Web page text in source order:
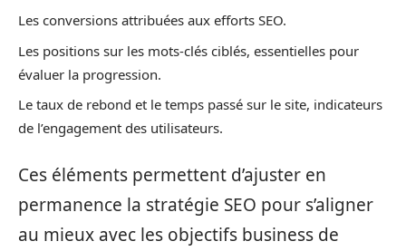
Les conversions attribuées aux efforts SEO.
Les positions sur les mots-clés ciblés, essentielles pour
évaluer la progression.
Le taux de rebond et le temps passé sur le site, indicateurs
de l’engagement des utilisateurs.
Ces éléments permettent d’ajuster en
permanence la stratégie SEO pour s’aligner
au mieux avec les objectifs business de